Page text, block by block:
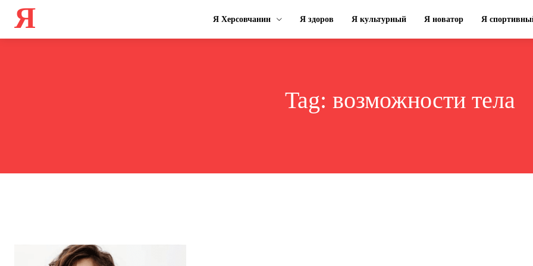
Я Я Херсовчанин Я здоров Я культурный Я новатор Я
Tag: возможности тела